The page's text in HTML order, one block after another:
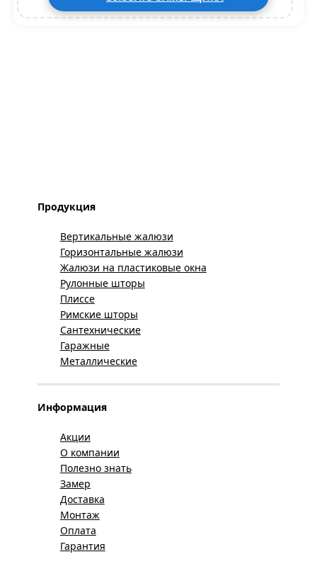
Продукция
Вертикальные жалюзи
Горизонтальные жалюзи
Жалюзи на пластиковые окна
Рулонные шторы
Плиссе
Римские шторы
Сантехнические
Гаражные
Металлические
Информация
Акции
О компании
Полезно знать
Замер
Доставка
Монтаж
Оплата
Гарантия